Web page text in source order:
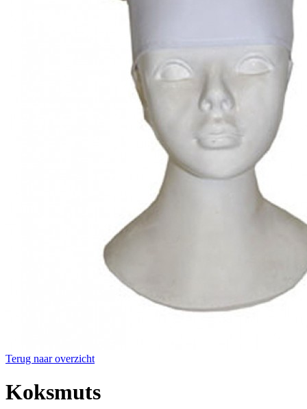
Terug naar overzicht
Koksmuts